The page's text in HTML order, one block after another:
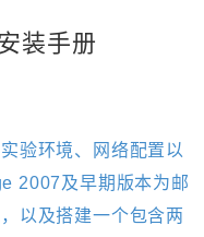
装手册
验环境、网络配置以
2007 及早期版本为邮
以及搭建一个包含两